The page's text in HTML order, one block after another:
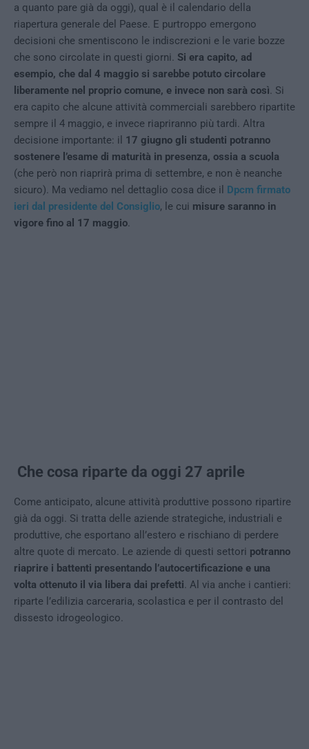
a quanto pare già da oggi), qual è il calendario della
riapertura generale del Paese. E purtroppo emergono
decisioni che smentiscono le indiscrezioni e le varie bozze
che sono circolate in questi giorni. Si era capito, ad
esempio, che dal 4 maggio si sarebbe potuto circolare
liberamente nel proprio comune, e invece non sarà così. Si
era capito che alcune attività commerciali sarebbero ripartite
sempre il 4 maggio, e invece riapriranno più tardi. Altra
decisione importante: il 17 giugno gli studenti potranno
sostenere l’esame di maturità in presenza, ossia a scuola
(che però non riaprirà prima di settembre, e non è neanche
sicuro). Ma vediamo nel dettaglio cosa dice il Dpcm firmato
ieri dal presidente del Consiglio, le cui misure saranno in
vigore fino al 17 maggio.
Che cosa riparte da oggi 27 aprile
Come anticipato, alcune attività produttive possono ripartire
già da oggi. Si tratta delle aziende strategiche, industriali e
produttive, che esportano all’estero e rischiano di perdere
altre quote di mercato. Le aziende di questi settori potranno
riaprire i battenti presentando l’autocertificazione e una
volta ottenuto il via libera dai prefetti. Al via anche i cantieri:
riparte l’edilizia carceraria, scolastica e per il contrasto del
dissesto idrogeologico.